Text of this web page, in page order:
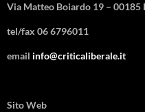
Via Matteo Boiardo 19 – 00185
tel/fax 06 6796011
email info@criticaliberale.it
Sito Web